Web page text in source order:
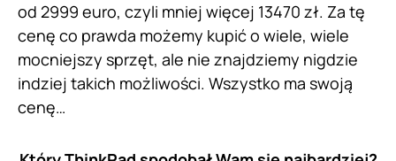
od 2999 euro, czyli mniej więcej 13470 zł. Za tę
cenę co prawda możemy kupić o wiele, wiele
mocniejszy sprzęt, ale nie znajdziemy nigdzie
indziej takich możliwości. Wszystko ma swoją
cenę…